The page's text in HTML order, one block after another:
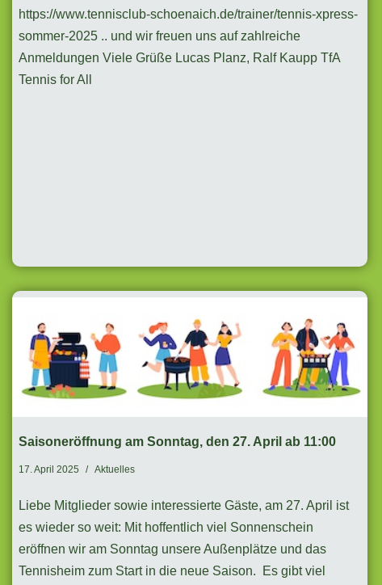
https://www.tennisclub-schoenaich.de/trainer/tennis-xpress-
sommer-2025 .. und wir freuen uns auf zahlreiche
Anmeldungen Viele Grüße Lucas Planz, Ralf Kaupp TfA
Tennis for All
Saisoneröffnung am Sonntag, den 27. April ab 11:00
17. April 2025 Aktuelles
Liebe Mitglieder sowie interessierte Gäste, am 27. April ist
es wieder so weit: Mit hoffentlich viel Sonnenschein
eröffnen wir am Sonntag unsere Außenplätze und das
Tennisheim zum Start in die neue Saison. Es gibt viel